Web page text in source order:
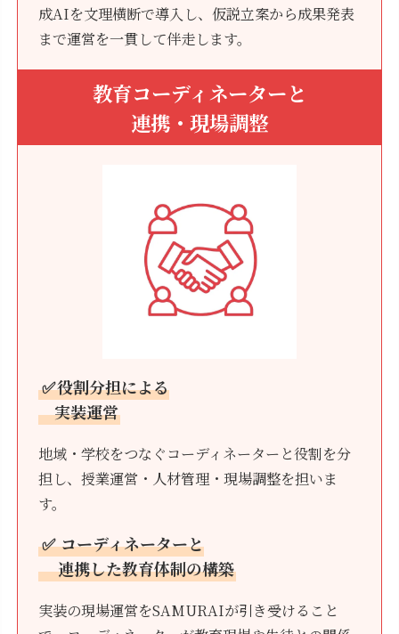
成AIを文理横断で導入し、仮説立案から成果発表
まで運営を一貫して伴走します。
教育コーディネーターと
連携・現場調整
✅役割分担による
実装運営
地域・学校をつなぐコーディネーターと役割を分
担し、授業運営・人材管理・現場調整を担いま
す。
✅コーディネーターと
連携した教育体制の構築
実装の現場運営をSAMURAIが引き受けること